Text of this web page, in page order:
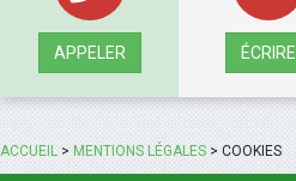
APPELER ÉCRIRE
ACCUEIL>MENTIONS LÉGALES>COOKIES